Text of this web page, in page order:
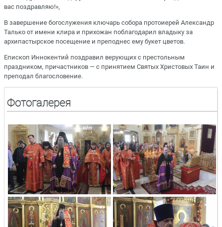
вас поздравляю!»,
В завершение богослужения ключарь собора протоиерей Александр
Талько от имени клира и прихожан поблагодарил владыку за
архипастырское посещение и преподнес ему букет цветов.
Епископ Иннокентий поздравил верующих с престольным
праздником, причастников — с принятием Святых Христовых Таин и
преподал благословение.
Фотогалерея